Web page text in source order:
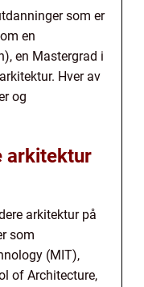
som er
en
en Mastergrad i
Hver av
og
arkitektur
arkitektur på
som
(MIT),
of Architecture,